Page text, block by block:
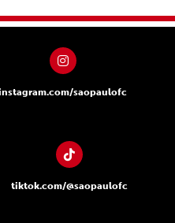
saopaulofc
tiktok.com/@saopaulofc